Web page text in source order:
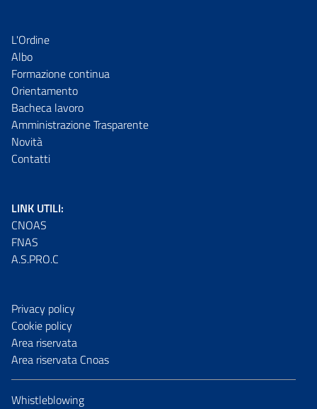
L'Ordine
Albo
Formazione continua
Orientamento
Bacheca lavoro
Amministrazione Trasparente
Novità
Contatti
LINK UTILI:
CNOAS
FNAS
A.S.PRO.C
Privacy policy
Cookie policy
Area riservata
Area riservata Cnoas
Whistleblowing